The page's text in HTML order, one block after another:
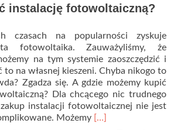
instalację fotowoltaiczną?
czasach na popularności zyskuje
fotowoltaika. Zauważyliśmy, że
na tym systemie zaoszczędzić i
to na własnej kieszeni. Chyba nikogo to
Zgadza się. A gdzie możemy kupić
Dla chcącego nic trudnego
instalacji fotowoltaicznej nie jest
Możemy Read
[…]